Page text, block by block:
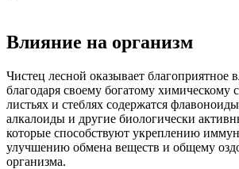
Влияние на организм
Чистец лесной оказывает благоприятное
благодаря своему богатому химическому
листьях и стеблях содержатся
алкалоиды и другие биологически
которые способствуют укреплению
улучшению обмена веществ и общему
организма.